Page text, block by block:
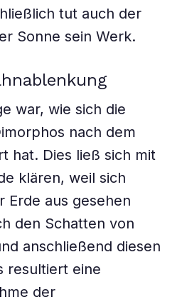
tut auch der
Sonne sein Werk.
war, wie sich die
nach dem
hat. Dies ließ sich mit
klären, weil sich
Erde aus gesehen
den Schatten von
anschließend diesen
resultiert eine
der